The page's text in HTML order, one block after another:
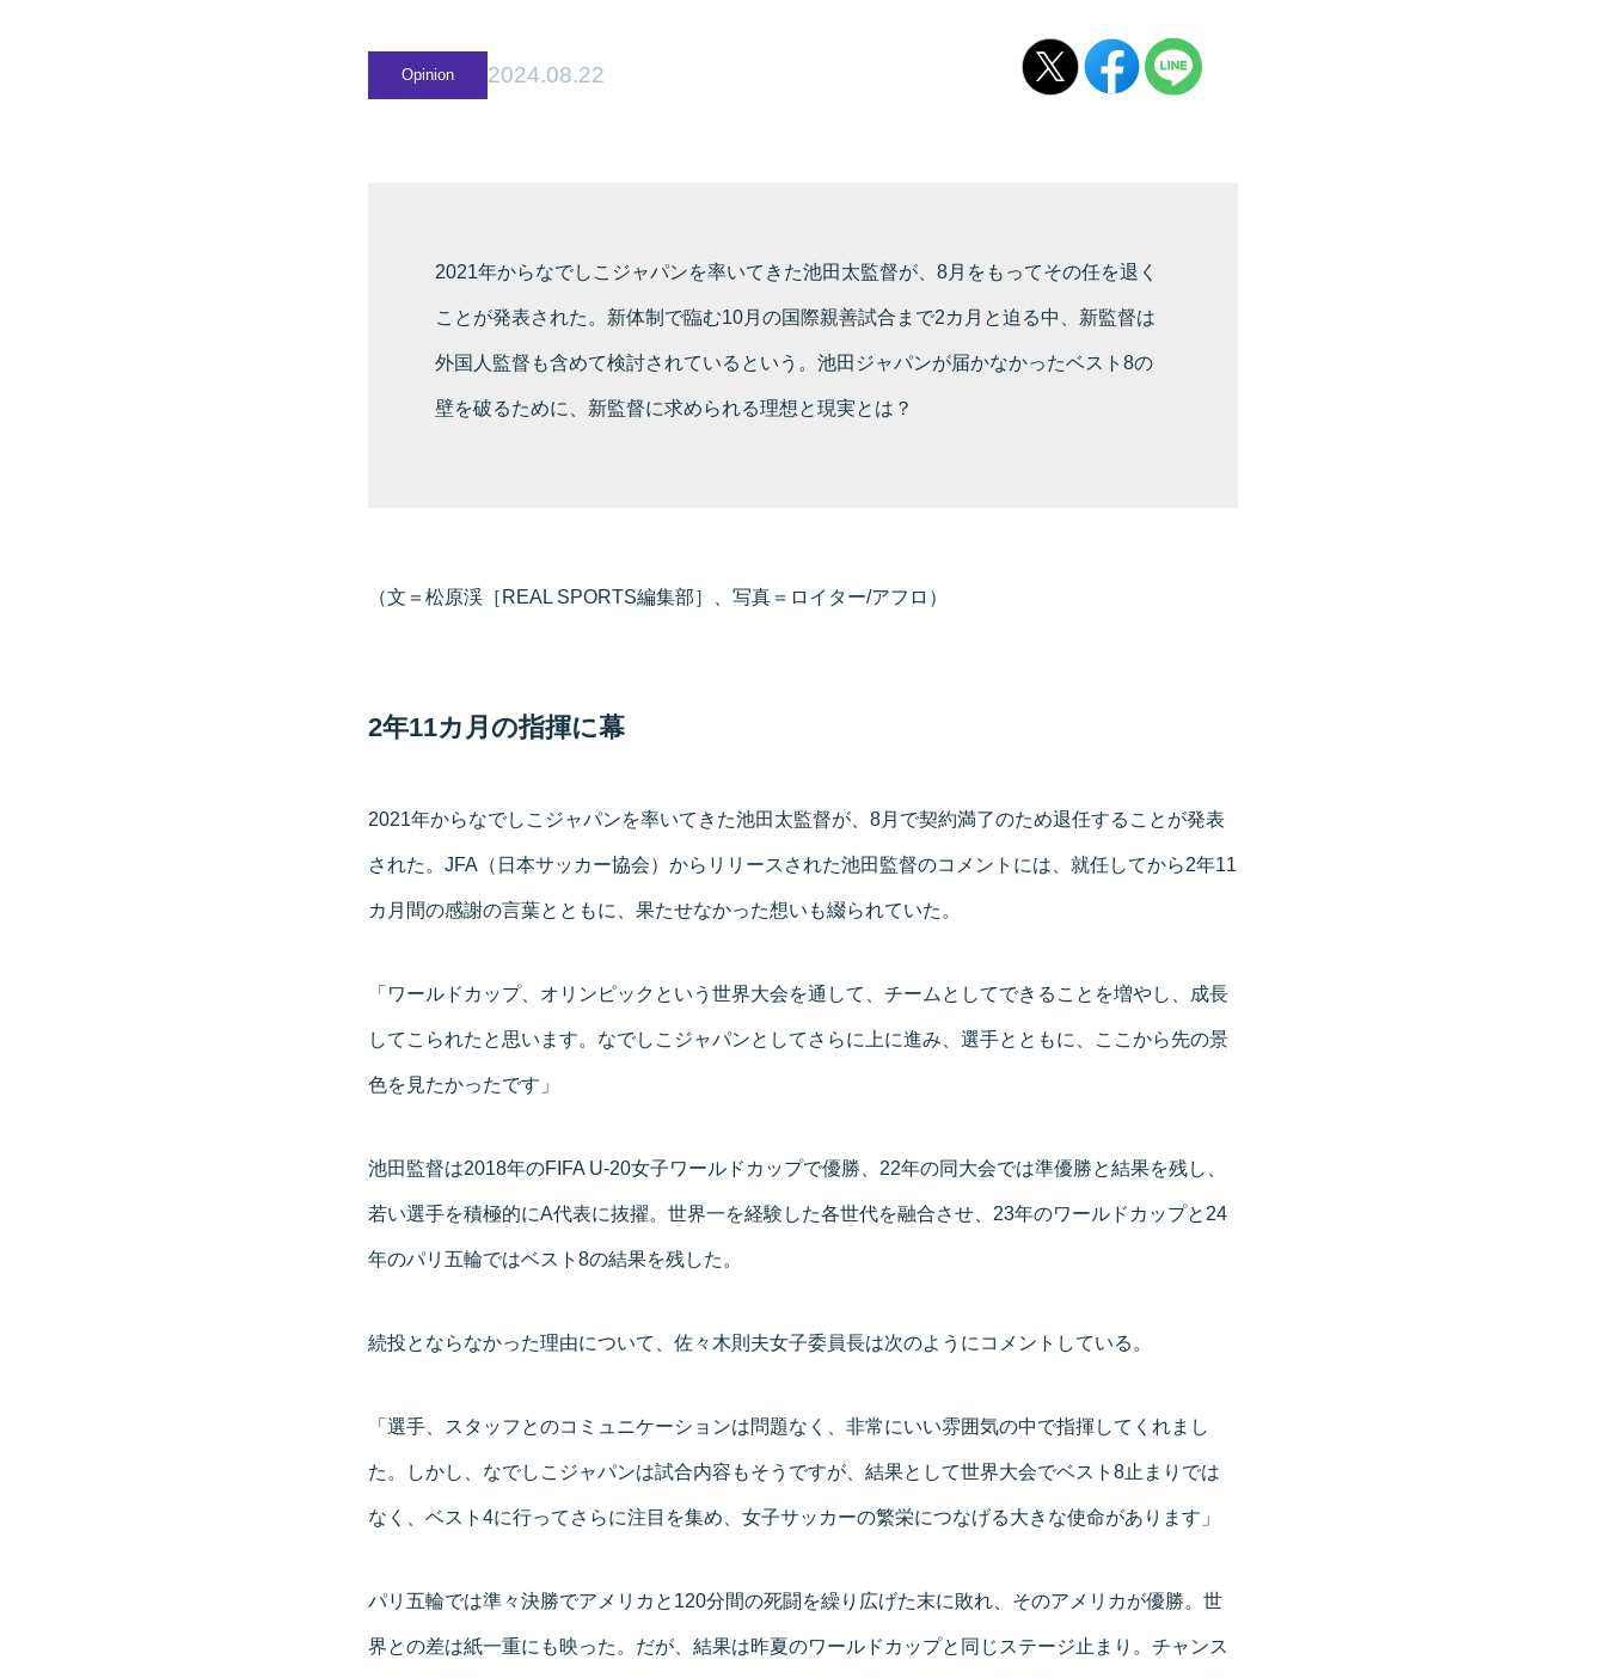
Opinion 2024.08.22
2021年からなでしこジャパンを率いてきた池田太監督が、8月をもってその任を退く
ことが発表された。新体制で臨む10月の国際親善試合まで2カ月と迫る中、新監督は
外国人監督も含めて検討されているという。池田ジャパンが届かなかったベスト8の
壁を破るために、新監督に求められる理想と現実とは？
（文＝松原渓［REAL SPORTS編集部］、写真＝ロイター/アフロ）
2年11カ月の指揮に幕
2021年からなでしこジャパンを率いてきた池田太監督が、8月で契約満了のため退任することが発表
された。JFA（日本サッカー協会）からリリースされた池田監督のコメントには、就任してから2年11
カ月間の感謝の言葉とともに、果たせなかった想いも綴られていた。
「ワールドカップ、オリンピックという世界大会を通して、チームとしてできることを増やし、成長
してこられたと思います。なでしこジャパンとしてさらに上に進み、選手とともに、ここから先の景
色を見たかったです」
池田監督は2018年のFIFA U-20女子ワールドカップで優勝、22年の同大会では準優勝と結果を残し、
若い選手を積極的にA代表に抜擢。世界一を経験した各世代を融合させ、23年のワールドカップと24
年のパリ五輪ではベスト8の結果を残した。
続投とならなかった理由について、佐々木則夫女子委員長は次のようにコメントしている。
「選手、スタッフとのコミュニケーションは問題なく、非常にいい雰囲気の中で指揮してくれまし
た。しかし、なでしこジャパンは試合内容もそうですが、結果として世界大会でベスト8止まりでは
なく、ベスト4に行ってさらに注目を集め、女子サッカーの繁栄につなげる大きな使命があります」
パリ五輪では準々決勝でアメリカと120分間の死闘を繰り広げた末に敗れ、そのアメリカが優勝。世
界との差は紙一重にも映った。だが、結果は昨夏のワールドカップと同じステージ止まり。チャンス